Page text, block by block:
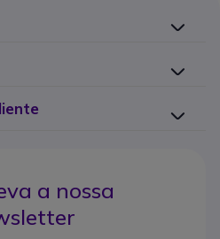
a nossa